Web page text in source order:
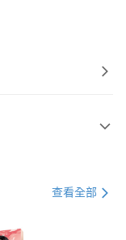
查看全部